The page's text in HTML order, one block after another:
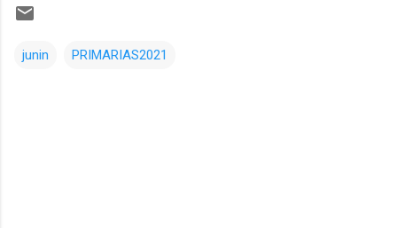
junin PRIMARIAS2021